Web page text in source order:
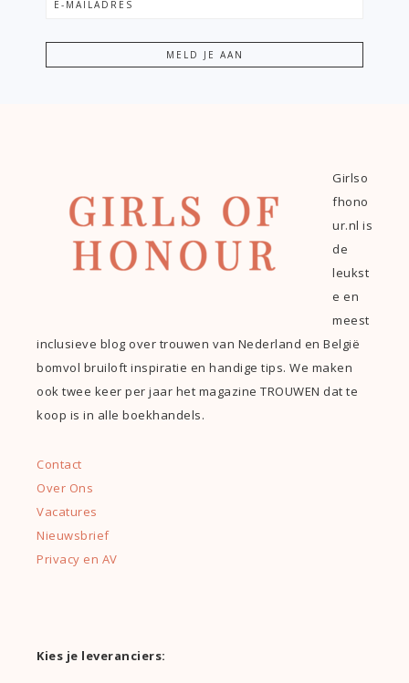
Girlso
fhono
ur.nl is
de
leukst
e en
meest
inclusieve blog over trouwen van Nederland en België
bomvol bruiloft inspiratie en handige tips. We maken
ook twee keer per jaar het magazine TROUWEN dat te
koop is in alle boekhandels.
Contact
Over Ons
Vacatures
Nieuwsbrief
Privacy en AV
Kies je leveranciers: